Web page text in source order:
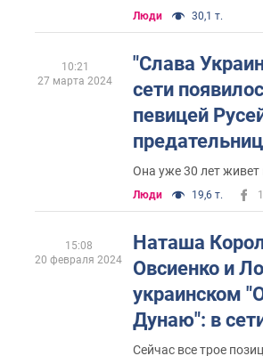
Люди 30,1 т.
"Слава
сети
певицей
Королевой
Она уже 30 лет
Люди 19,6 т. 1
10:21
27 марта 2024
Наташа
Овсиенко и
украинском
Дунаю": в
архивное
Сейчас все трое
15:08
20 февраля 2024